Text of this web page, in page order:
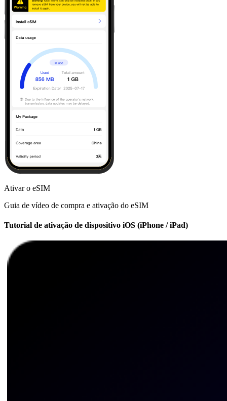
Ativar o eSIM
Guia de vídeo de compra e ativação do eSIM
Tutorial de ativação de dispositivo iOS (iPhone / iPad)